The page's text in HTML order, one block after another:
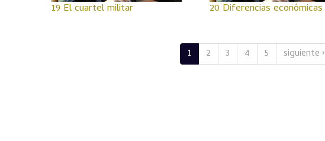
19 El cuartel militar 20 Diferencias económicas
1 2 3 4 5 siguiente ›